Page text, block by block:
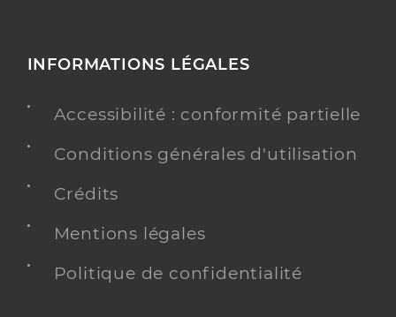
INFORMATIONS LÉGALES
Accessibilité : conformité partielle
Conditions générales d'utilisation
Crédits
Mentions légales
Politique de confidentialité